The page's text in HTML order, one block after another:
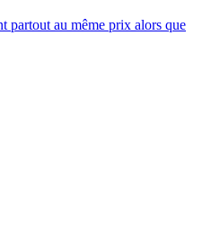
partout au même prix alors que